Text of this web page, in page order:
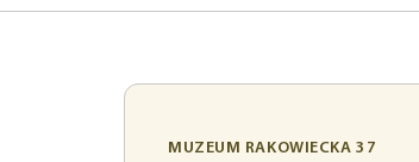
MUZEUM RAKOWIECKA 37